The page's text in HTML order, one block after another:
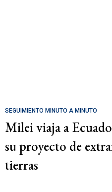
SEGUIMIENTO MINUTO A MINUTO
Milei viaja a
su proyecto de
tierras